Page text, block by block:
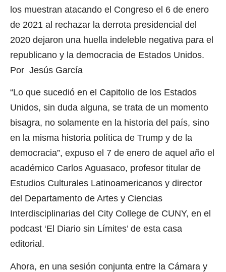
los muestran atacando el Congreso el 6 de enero
de 2021 al rechazar la derrota presidencial del
2020 dejaron una huella indeleble negativa para el
republicano y la democracia de Estados Unidos.
Por Jesús García
“Lo que sucedió en el Capitolio de los Estados
Unidos, sin duda alguna, se trata de un momento
bisagra, no solamente en la historia del país, sino
en la misma historia política de Trump y de la
democracia”, expuso el 7 de enero de aquel año el
académico Carlos Aguasaco, profesor titular de
Estudios Culturales Latinoamericanos y director
del Departamento de Artes y Ciencias
Interdisciplinarias del City College de CUNY, en el
podcast ‘El Diario sin Límites’ de esta casa
editorial.
Ahora, en una sesión conjunta entre la Cámara y